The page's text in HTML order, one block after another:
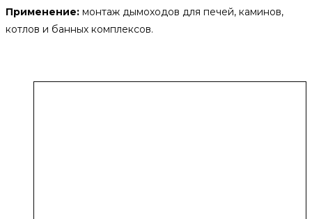
Применение: монтаж дымоходов для печей, каминов,
котлов и банных комплексов.